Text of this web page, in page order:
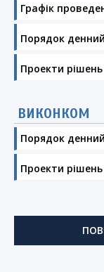
Графік
Порядок денний
Проекти рішень
ВИКОНКОМ
Порядок денний
Проекти рішень